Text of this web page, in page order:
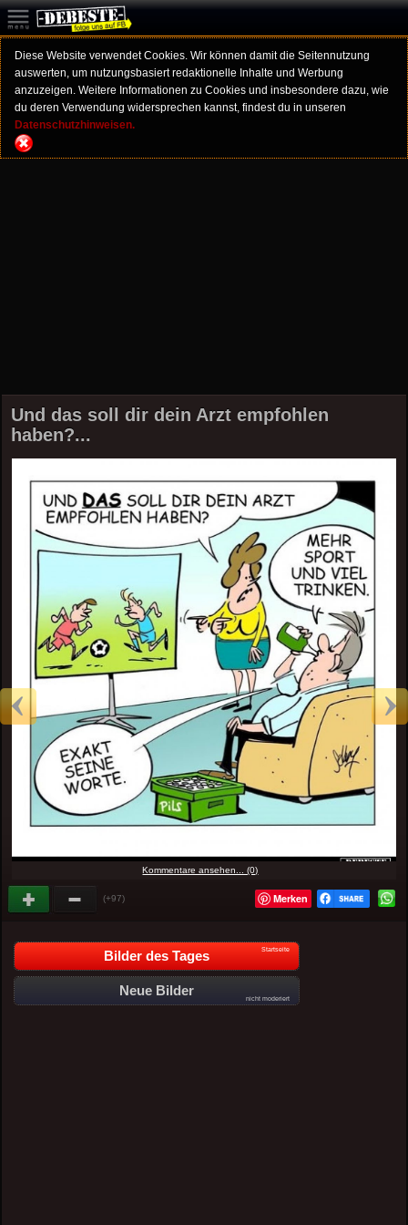
Diese Website verwendet Cookies. Wir können damit die Seitennutzung
auswerten, um nutzungsbasiert redaktionelle Inhalte und Werbung
anzuzeigen. Weitere Informationen zu Cookies und insbesondere dazu, wie
du deren Verwendung widersprechen kannst, findest du in unseren
Datenschutzhinweisen.
Und das soll dir dein Arzt empfohlen
haben?...
Kommentare ansehen... (0)
(+97) Merken
Bilder des Tages Startseite
Neue Bilder
nicht moderiert